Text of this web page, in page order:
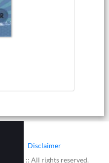
Disclaimer
:: All rights reserved.